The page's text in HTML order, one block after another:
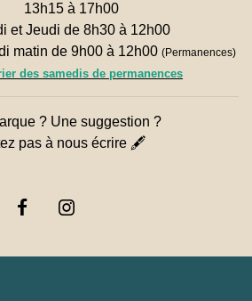
13h15 à 17h00
et Jeudi de 8h30 à 12h00
matin de 9h00 à 12h00 (Permanences)
des samedis de permanences
? Une suggestion ?
pas à nous écrire 🖋